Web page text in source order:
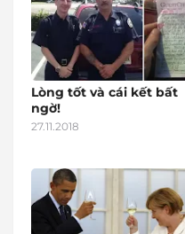
Lòng tốt và cái kết bất
ngờ!
27.11.2018